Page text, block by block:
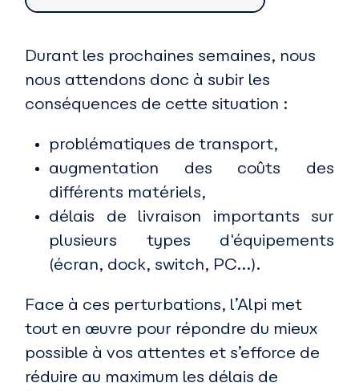
Durant les prochaines semaines, nous
nous attendons donc à subir les
conséquences de cette situation :
problématiques de transport,
augmentation des coûts des
différents matériels,
délais de livraison importants sur
plusieurs types d'équipements
(écran, dock, switch, PC...).
Face à ces perturbations, l’Alpi met
tout en œuvre pour répondre du mieux
possible à vos attentes et s’efforce de
réduire au maximum les délais de